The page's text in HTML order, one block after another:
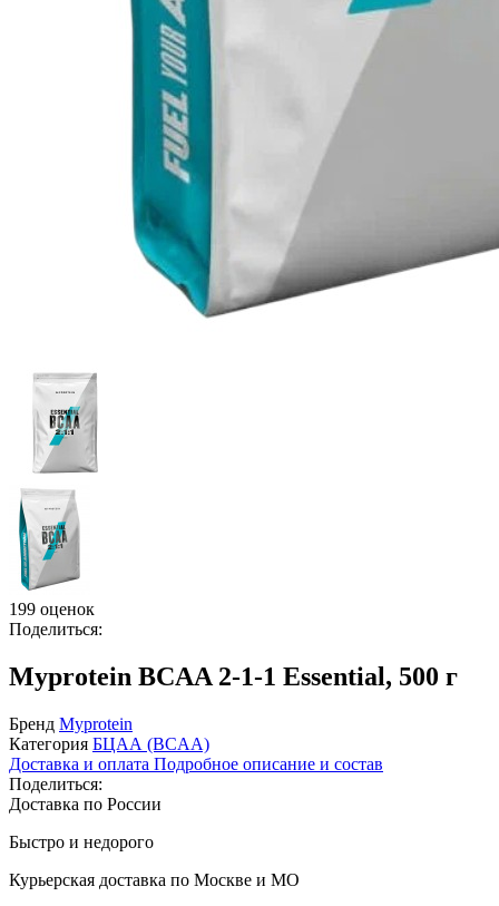
199 оценок
Поделиться:
Myprotein BCAA 2-1-1 Essential, 500 г
Бренд Myprotein
Категория БЦАА (BCAA)
Доставка и оплата Подробное описание и состав
Поделиться:
Доставка по России
Быстро и недорого
Курьерская доставка по Москве и МО